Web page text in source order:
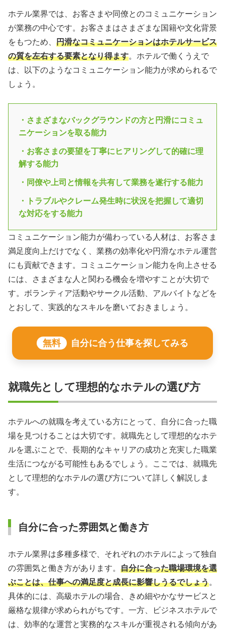
ホテル業界では、お客さまや同僚とのコミュニケーション
が業務の中心です。お客さまはさまざまな国籍や文化背景
をもつため、 円滑なコミュニケーションはホテルサービス
の質を左右する要素となり得ます。ホテルで働くうえで
は、以下のようなコミュニケーション能力が求められるで
しょう。
・さまざまなバックグラウンドの方と円滑にコミュ
ニケーションを取る能力
・お客さまの要望を丁寧にヒアリングして的確に理
解する能力
・同僚や上司と情報を共有して業務を遂行する能力
・トラブルやクレーム発生時に状況を把握して適切
な対応をする能力
コミュニケーション能力が備わっている人材は、お客さま
満足度向上だけでなく、業務の効率化や円滑なホテル運営
にも貢献できます。コミュニケーション能力を向上させる
には、さまざまな人と関わる機会を増やすことが大切で
す。ボランティア活動やサークル活動、アルバイトなどを
とおして、実践的なスキルを磨いておきましょう。
無料 自分に合う仕事を探してみる
就職先として理想的なホテルの選び方
ホテルへの就職を考えている方にとって、自分に合った職
場を見つけることは大切です。就職先として理想的なホテ
ルを選ぶことで、長期的なキャリアの成功と充実した職業
生活につながる可能性もあるでしょう。ここでは、就職先
として理想的なホテルの選び方について詳しく解説しま
す。
自分に合った雰囲気と働き方
ホテル業界は多種多様で、それぞれのホテルによって独自
の雰囲気と働き方があります。 自分に合った職場環境を選
ぶことは、仕事への満足度と成長に影響しうるでしょう。
具体的には、高級ホテルの場合、きめ細やかなサービスと
厳格な規律が求められがちです。一方、ビジネスホテルで
は、効率的な運営と実務的なスキルが重視される傾向があ